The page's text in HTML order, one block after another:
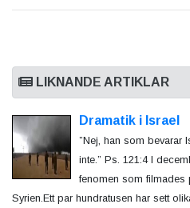
LIKNANDE ARTIKLAR
Dramatik i Israel
”Nej, han som bevarar
inte.” Ps. 121:4 I
fenomen som filmades
Syrien.Ett par hundratusen har sett